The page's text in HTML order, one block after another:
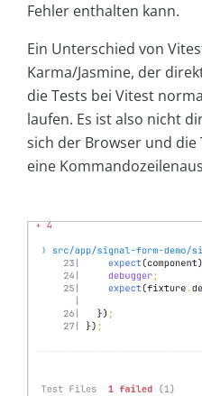
Fehler enthalten kann.
Ein Unterschied von
Karma/Jasmine, der
die Tests bei Vitest
laufen. Es ist also nicht
sich der Browser und
eine